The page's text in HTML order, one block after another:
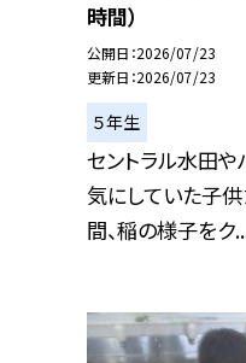
時間）
公開日 2026/07/23
更新日 2026/07/23
５年生
セントラル水田
気にしていた子供
間、稲の様子をク